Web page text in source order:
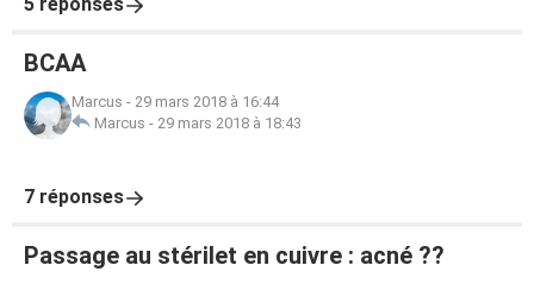
BCAA
Marcus - 29 mars 2018 à 16:44
Marcus - 29 mars 2018 à 18:43
7 réponses
Passage au stérilet en cuivre : acné ??